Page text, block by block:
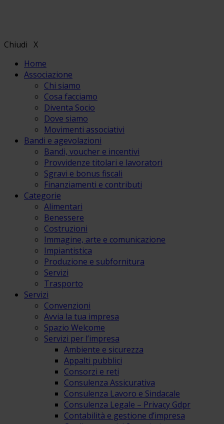
Chiudi X
Home
Associazione
Chi siamo
Cosa facciamo
Diventa Socio
Dove siamo
Movimenti associativi
Bandi e agevolazioni
Bandi, voucher e incentivi
Provvidenze titolari e lavoratori
Sgravi e bonus fiscali
Finanziamenti e contributi
Categorie
Alimentari
Benessere
Costruzioni
Immagine, arte e comunicazione
Impiantistica
Produzione e subfornitura
Servizi
Trasporto
Servizi
Convenzioni
Avvia la tua impresa
Spazio Welcome
Servizi per l’impresa
Ambiente e sicurezza
Appalti pubblici
Consorzi e reti
Consulenza Assicurativa
Consulenza Lavoro e Sindacale
Consulenza Legale – Privacy Gdpr
Contabilità e gestione d’impresa